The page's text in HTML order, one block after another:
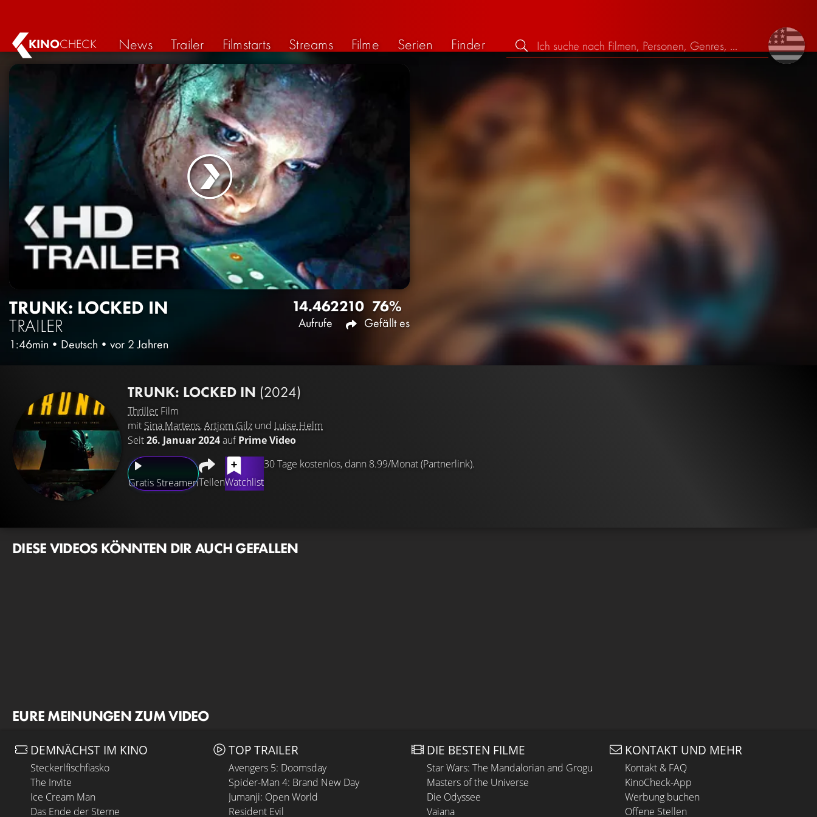
KINOCHECK News Trailer Filmstarts Streams Filme Serien Finder
TRUNK: LOCKED IN
TRAILER
1:46min • Deutsch • vor 2 Jahren
14.462
Aufrufe
210 76%
Gefällt es
TRUNK: LOCKED IN (2024)
Thriller Film
mit Sina Martens,Artjom Gilz und Luise Helm
Seit26. Januar 2024aufPrime Video
Gratis StreamenTeilenWatchlist
30 Tage kostenlos, dann 8.99/Monat (Partnerlink).
DIESE VIDEOS KÖNNTEN DIR AUCH GEFALLEN
EURE MEINUNGEN ZUM VIDEO
DEMNÄCHST IM KINO
Steckerlfischfiasko
The Invite
Ice Cream Man
Das Ende der Sterne
TOP TRAILER
Avengers 5: Doomsday
Spider-Man 4: Brand New Day
Jumanji: Open World
Resident Evil
DIE BESTEN FILME
Star Wars: The Mandalorian and Grogu
Masters of the Universe
Die Odyssee
Vaiana
KONTAKT UND MEHR
Kontakt & FAQ
KinoCheck-App
Werbung buchen
Offene Stellen